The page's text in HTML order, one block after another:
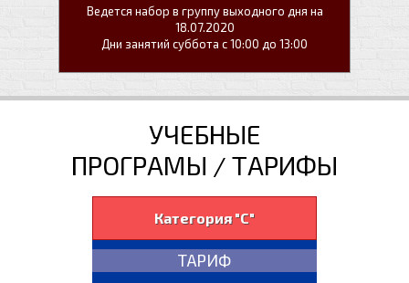
Ведется набор в группу выходного дня на
18.07.2020
Дни занятий суббота с 10:00 до 13:00
УЧЕБНЫЕ
ПРОГРАМЫ / ТАРИФЫ
Категория "С"
ТАРИФ